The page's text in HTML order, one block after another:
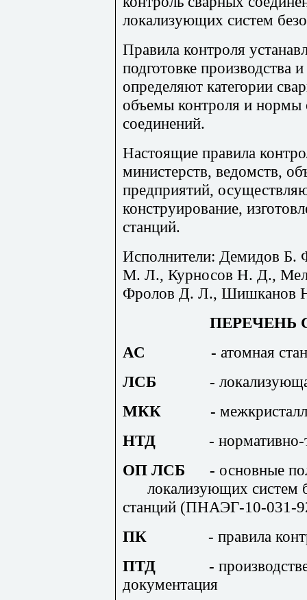
локализующих систем
Правила контроля
подготовке производства
определяют категории
объемы контроля и нормы
соединений.
Настоящие правила
министерств, ведомств,
предприятий,
конструирование,
станций.
Исполнители: Демидов Б.
М. Л., Курносов Н. Д.,
Фролов Д. Л., Шишканов
ПЕРЕЧЕНЬ
АС
- атомная
ЛСБ
-
МКК
-
НТД
- нормативно-
ОП ЛСБ
- основные
локализующих систем
станций (ПНАЭГ-10-031-
ПК
- правила
ПТД
-
документация